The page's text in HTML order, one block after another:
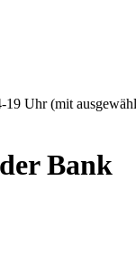
Uhr (mit
Bank